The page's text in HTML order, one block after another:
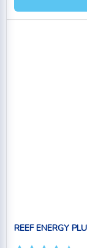
REEF ENERGY